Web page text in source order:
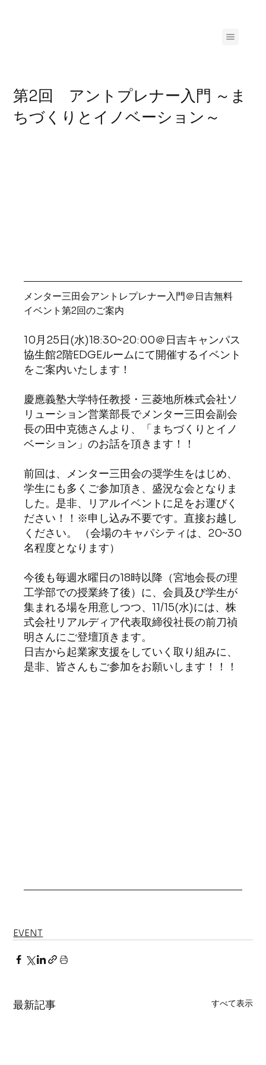
第2回 アントプレナー入門 ～ま
ちづくりとイノベーション～
メンター三田会アントレプレナー入門＠日吉無料
イベント第2回のご案内
10月25日(水)18:30~20:00＠日吉キャンパス
協生館2階EDGEルームにて開催するイベント
をご案内いたします！
慶應義塾大学特任教授・三菱地所株式会社ソ
リューション営業部長でメンター三田会副会
長の田中克徳さんより、「まちづくりとイノ
ベーション」のお話を頂きます！！
前回は、メンター三田会の奨学生をはじめ、
学生にも多くご参加頂き、盛況な会となりま
した。是非、リアルイベントに足をお運びく
ださい！！※申し込み不要です。直接お越し
ください。 （会場のキャパシティは、20~30
名程度となります）
今後も毎週水曜日の18時以降（宮地会長の理
工学部での授業終了後）に、会員及び学生が
集まれる場を用意しつつ、11/15(水)には、株
式会社リアルディア代表取締役社長の前刀禎
明さんにご登壇頂きます。
日吉から起業家支援をしていく取り組みに、
是非、皆さんもご参加をお願いします！！！
EVENT
最新記事 すべて表示